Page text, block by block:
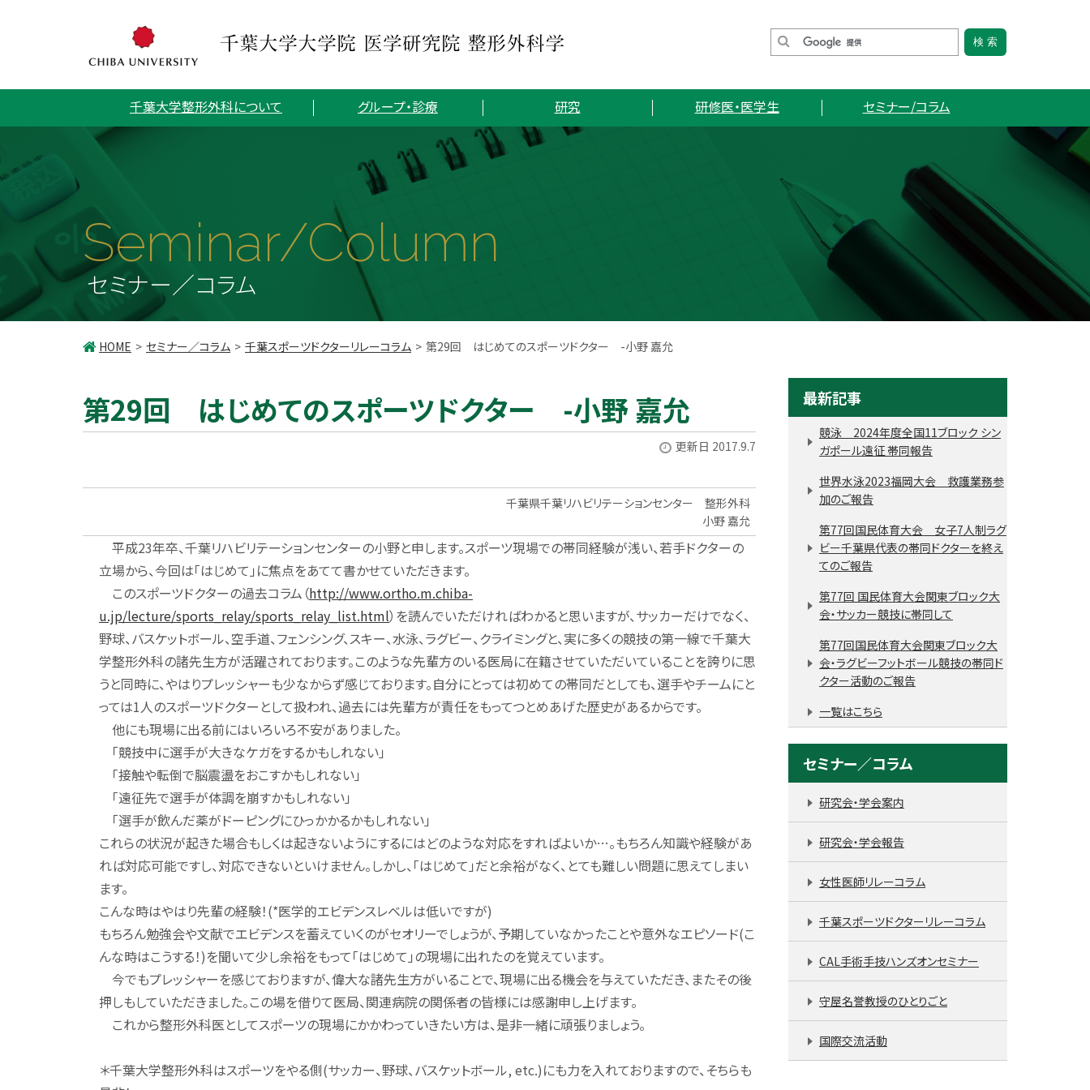
千葉大学整形外科について グループ・診療 研究 研修医・医学生 セミナー/コラム
Seminar/Column
セミナー／コラム
HOME セミナー／コラム 千葉スポーツドクターリレーコラム 第29回 はじめてのスポーツドクター -小野 嘉允
第29回 はじめてのスポーツドクター -小野 嘉允
更新日 2017.9.7
千葉県千葉リハビリテーションセンター 整形外科
小野 嘉允
平成23年卒、千葉リハビリテーションセンターの小野と申します。スポーツ現場での帯同経験が浅い、若手ドクターの
立場から、今回は「はじめて」に焦点をあてて書かせていただきます。
このスポーツドクターの過去コラム（http://www.ortho.m.chiba-
u.jp/lecture/sports_relay/sports_relay_list.html）を読んでいただければわかると思いますが、サッカーだけでなく、
野球、バスケットボール、空手道、フェンシング、スキー、水泳、ラグビー、クライミングと、実に多くの競技の第一線で千葉大
学整形外科の諸先生方が活躍されております。このような先輩方のいる医局に在籍させていただいていることを誇りに思
うと同時に、やはりプレッシャーも少なからず感じております。自分にとっては初めての帯同だとしても、選手やチームにと
っては1人のスポーツドクターとして扱われ、過去には先輩方が責任をもってつとめあげた歴史があるからです。
他にも現場に出る前にはいろいろ不安がありました。
「競技中に選手が大きなケガをするかもしれない」
「接触や転倒で脳震盪をおこすかもしれない」
「遠征先で選手が体調を崩すかもしれない」
「選手が飲んだ薬がドーピングにひっかかるかもしれない」
これらの状況が起きた場合もしくは起きないようにするにはどのような対応をすればよいか…。もちろん知識や経験があ
れば対応可能ですし、対応できないといけません。しかし、「はじめて」だと余裕がなく、とても難しい問題に思えてしまい
ます。
こんな時はやはり先輩の経験！(*医学的エビデンスレベルは低いですが)
もちろん勉強会や文献でエビデンスを蓄えていくのがセオリーでしょうが、予期していなかったことや意外なエピソード(こ
んな時はこうする！)を聞いて少し余裕をもって「はじめて」の現場に出れたのを覚えています。
今でもプレッシャーを感じておりますが、偉大な諸先生方がいることで、現場に出る機会を与えていただき、またその後
押しもしていただきました。この場を借りて医局、関連病院の関係者の皆様には感謝申し上げます。
これから整形外科医としてスポーツの現場にかかわっていきたい方は、是非一緒に頑張りましょう。
＊千葉大学整形外科はスポーツをやる側(サッカー、野球、バスケットボール, etc.)にも力を入れておりますので、そちらも
最新記事
競泳 2024年度全国11ブロック シン
ガポール遠征 帯同報告
世界水泳2023福岡大会 救護業務参
加のご報告
第77回国民体育大会 女子7人制ラグ
ビー千葉県代表の帯同ドクターを終え
てのご報告
第77回 国民体育大会関東ブロック大
会・サッカー競技に帯同して
第77回国民体育大会関東ブロック大
会・ラグビーフットボール競技の帯同ド
クター活動のご報告
一覧はこちら
セミナー／コラム
研究会・学会案内
研究会・学会報告
女性医師リレーコラム
千葉スポーツドクターリレーコラム
CAL手術手技ハンズオンセミナー
守屋名誉教授のひとりごと
国際交流活動